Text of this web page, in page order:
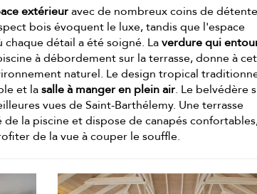
extérieuravec de nombreux coins de
bois évoquent le luxe, tandis que l'espace
détail a été soigné. Laverdure qui
à débordement sur la terrasse, donne à
naturel. Le design tropical
et lasalle à manger en plein air. Le belvédère
vues de Saint-Barthélemy. Une terrasse
la piscine et dispose de canapés
de la vue à couper le souffle.